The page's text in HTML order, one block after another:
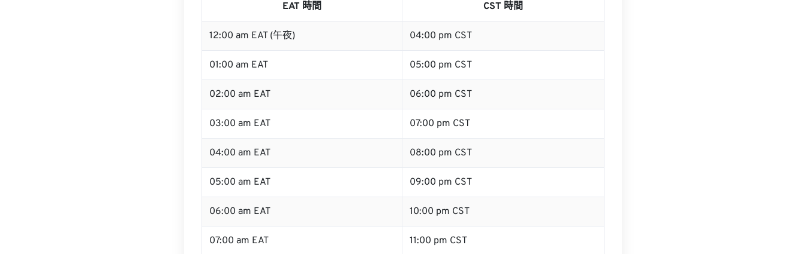
EAT 時間 CST 時間
12:00 am EAT (午夜) 04:00 pm CST
01:00 am EAT 05:00 pm CST
02:00 am EAT 06:00 pm CST
03:00 am EAT 07:00 pm CST
04:00 am EAT 08:00 pm CST
05:00 am EAT 09:00 pm CST
06:00 am EAT 10:00 pm CST
07:00 am EAT 11:00 pm CST